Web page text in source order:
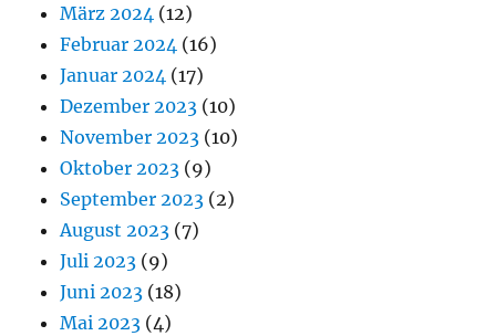
März 2024 (12)
Februar 2024 (16)
Januar 2024 (17)
Dezember 2023 (10)
November 2023 (10)
Oktober 2023 (9)
September 2023 (2)
August 2023 (7)
Juli 2023 (9)
Juni 2023 (18)
Mai 2023 (4)